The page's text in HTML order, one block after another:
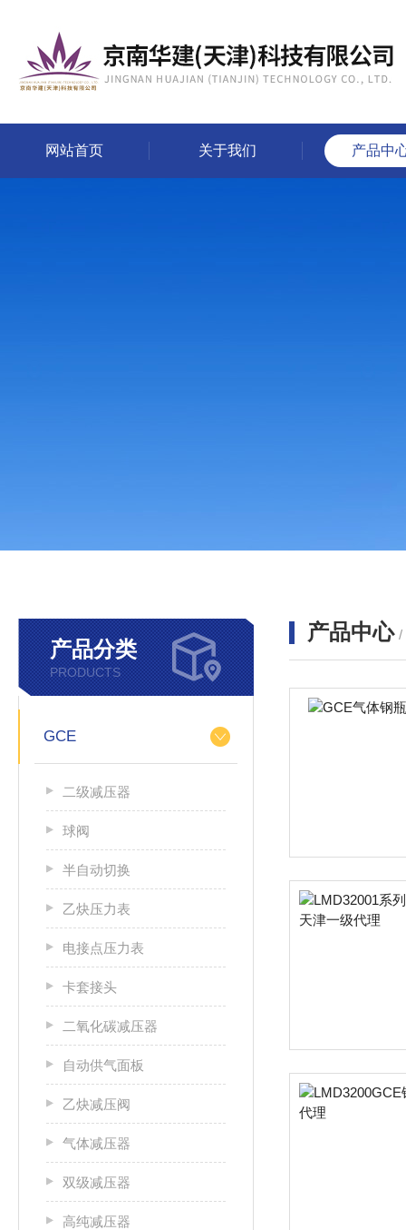
网站首页 关于我们 产品中
产品分类
PRODUCTS
GCE
二级减压器
球阀
半自动切换
乙炔压力表
电接点压力表
卡套接头
二氧化碳减压器
自动供气面板
乙炔减压阀
气体减压器
双级减压器
高纯减压器
产品中心 /